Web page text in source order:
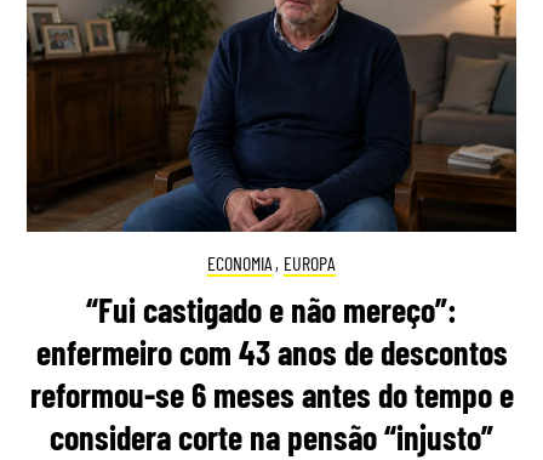
ECONOMIA , EUROPA
“Fui castigado e não mereço”:
enfermeiro com 43 anos de descontos
reformou-se 6 meses antes do tempo e
considera corte na pensão “injusto”